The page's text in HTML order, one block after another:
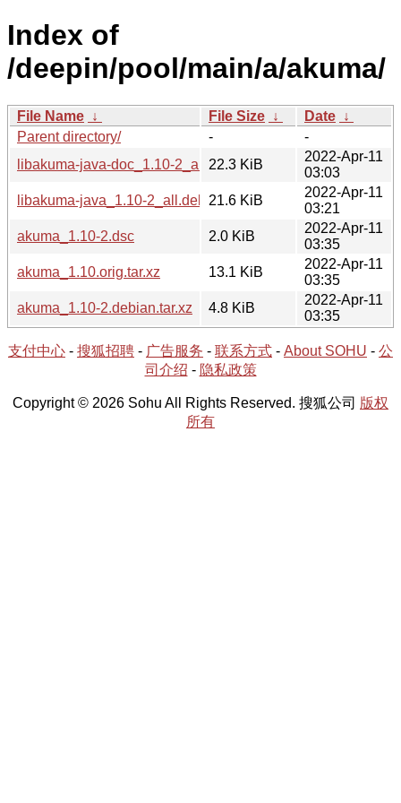
Index of
/deepin/pool/main/a/akuma/
File Name ↓ File Size ↓ Date ↓
Parent directory/
-
-
libakuma-java-doc_1.10-2_all.deb22.3 KiB
2022-Apr-11
03:03
libakuma-java_1.10-2_all.deb
21.6 KiB
2022-Apr-11
03:21
akuma_1.10-2.dsc
2.0 KiB
2022-Apr-11
03:35
akuma_1.10.orig.tar.xz
13.1 KiB
2022-Apr-11
03:35
akuma_1.10-2.debian.tar.xz
4.8 KiB
2022-Apr-11
03:35
支付中心 - 搜狐招聘 - 广告服务 - 联系方式 - About SOHU - 公
司介绍 - 隐私政策
Copyright © 2026 Sohu All Rights Reserved. 搜狐公司 版权
所有